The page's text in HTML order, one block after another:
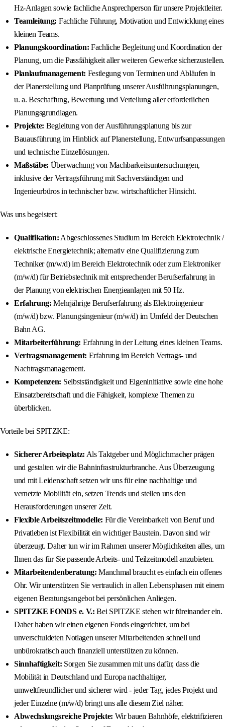
Hz-Anlagen sowie fachliche Ansprechperson für unsere Projektleiter.
Teamleitung: Fachliche Führung, Motivation und Entwicklung eines
kleinen Teams.
Planungskoordination: Fachliche Begleitung und Koordination der
Planung, um die Passfähigkeit aller weiteren Gewerke sicherzustellen.
Planlaufmanagement: Festlegung von Terminen und Abläufen in
der Planerstellung und Planprüfung unserer Ausführungsplanungen,
u. a. Beschaffung, Bewertung und Verteilung aller erforderlichen
Planungsgrundlagen.
Projekte: Begleitung von der Ausführungsplanung bis zur
Bauausführung im Hinblick auf Planerstellung, Entwurfsanpassungen
und technische Einzellösungen.
Maßstäbe: Überwachung von Machbarkeitsuntersuchungen,
inklusive der Vertragsführung mit Sachverständigen und
Ingenieurbüros in technischer bzw. wirtschaftlicher Hinsicht.
Was uns begeistert:
Qualifikation: Abgeschlossenes Studium im Bereich Elektrotechnik /
elektrische Energietechnik; alternativ eine Qualifizierung zum
Techniker (m/w/d) im Bereich Elektrotechnik oder zum Elektroniker
(m/w/d) für Betriebstechnik mit entsprechender Berufserfahrung in
der Planung von elektrischen Energieanlagen mit 50 Hz.
Erfahrung: Mehrjährige Berufserfahrung als Elektroingenieur
(m/w/d) bzw. Planungsingenieur (m/w/d) im Umfeld der Deutschen
Bahn AG.
Mitarbeiterführung: Erfahrung in der Leitung eines kleinen Teams.
Vertragsmanagement: Erfahrung im Bereich Vertrags- und
Nachtragsmanagement.
Kompetenzen: Selbstständigkeit und Eigeninitiative sowie eine hohe
Einsatzbereitschaft und die Fähigkeit, komplexe Themen zu
überblicken.
Vorteile bei SPITZKE:
Sicherer Arbeitsplatz: Als Taktgeber und Möglichmacher prägen
und gestalten wir die Bahninfrastrukturbranche. Aus Überzeugung
und mit Leidenschaft setzen wir uns für eine nachhaltige und
vernetzte Mobilität ein, setzen Trends und stellen uns den
Herausforderungen unserer Zeit.
Flexible Arbeitszeitmodelle: Für die Vereinbarkeit von Beruf und
Privatleben ist Flexibilität ein wichtiger Baustein. Davon sind wir
überzeugt. Daher tun wir im Rahmen unserer Möglichkeiten alles, um
Ihnen das für Sie passende Arbeits- und Teilzeitmodell anzubieten.
Mitarbeitendenberatung: Manchmal braucht es einfach ein offenes
Ohr. Wir unterstützen Sie vertraulich in allen Lebensphasen mit einem
eigenen Beratungsangebot bei persönlichen Anliegen.
SPITZKE FONDS e. V.: Bei SPITZKE stehen wir füreinander ein.
Daher haben wir einen eigenen Fonds eingerichtet, um bei
unverschuldeten Notlagen unserer Mitarbeitenden schnell und
unbürokratisch auch finanziell unterstützen zu können.
Sinnhaftigkeit: Sorgen Sie zusammen mit uns dafür, dass die
Mobilität in Deutschland und Europa nachhaltiger,
umweltfreundlicher und sicherer wird - jeder Tag, jedes Projekt und
jeder Einzelne (m/w/d) bringt uns alle diesem Ziel näher.
Abwechslungsreiche Projekte: Wir bauen Bahnhöfe, elektrifizieren